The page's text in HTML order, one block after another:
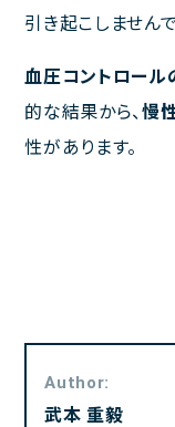
引き起こしません
血圧コントロール
的な結果から、慢
性があります。
Author:
武本 重毅